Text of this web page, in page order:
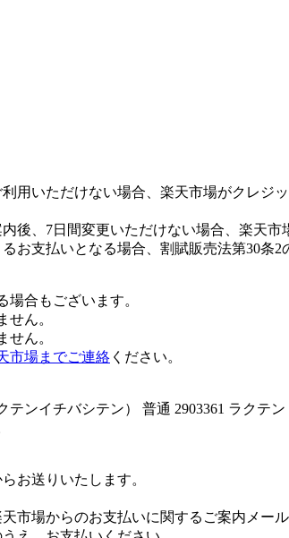
用いただけない場合、楽天市場がクレジ
後、7日間変更いただけない場合、楽天市
お支払いとなる場合、割賦販売法第30条
合もございます。
ん。
ん。
市場までご連絡 ください。
ンイチバシテン） 普通 2903361 ラクテ
お送りいたします。
市場からのお支払いに関するご案内メー